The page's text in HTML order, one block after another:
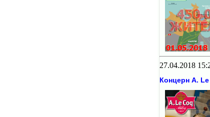
27.04.2018
Концерн A.